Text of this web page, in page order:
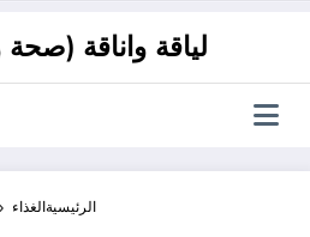
لياقة واناقة
الرئيسيةالغذاء